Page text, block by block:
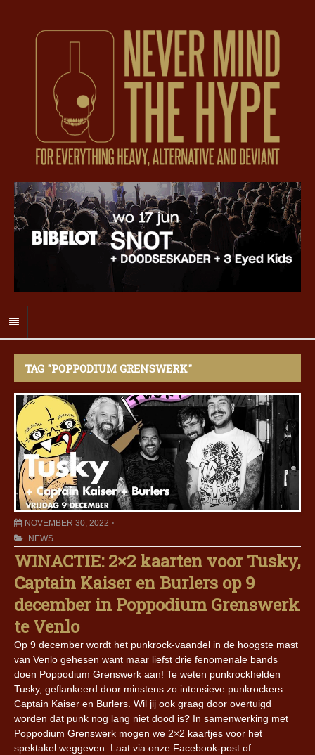
TAG "POPPODIUM GRENSWERK"
NOVEMBER 30, 2022
NEWS
WINACTIE: 2×2 kaarten voor Tusky,
Captain Kaiser en Burlers op 9
december in Poppodium Grenswerk
te Venlo
Op 9 december wordt het punkrock-vaandel in de hoogste mast
van Venlo gehesen want maar liefst drie fenomenale bands
doen Poppodium Grenswerk aan! Te weten punkrockhelden
Tusky, geflankeerd door minstens zo intensieve punkrockers
Captain Kaiser en Burlers. Wil jij ook graag door overtuigd
worden dat punk nog lang niet dood is? In samenwerking met
Poppodium Grenswerk mogen we 2×2 kaartjes voor het
spektakel weggeven. Laat via onze Facebook-post of